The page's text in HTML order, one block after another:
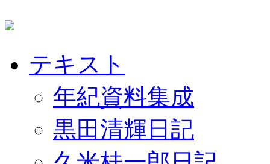
テキスト
年紀資料集成
黒田清輝日記